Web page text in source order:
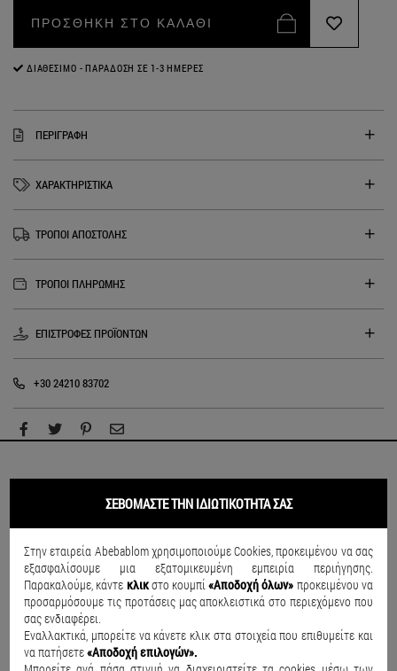
ΠΡΟΣΘΗΚΗ ΣΤΟ ΚΑΛΑΘΙ
ΔΙΑΘΈΣΙΜΟ - ΠΑΡΆΔΟΣΗ ΣΕ 1-3 ΗΜΈΡΕΣ
ΠΕΡΙΓΡΑΦΗ
ΧΑΡΑΚΤΗΡΙΣΤΙΚΑ
ΤΡΟΠΟΙ ΑΠΟΣΤΟΛΗΣ
ΤΡΟΠΟΙ ΠΛΗΡΩΜΗΣ
ΕΠΙΣΤΡΟΦΕΣ ΠΡΟΪΟΝΤΩΝ
+30 24210 83702
ΣΥΝΔΥΑΣΕ ΤΟ
SALE SALE
ΣΕΒΟΜΑΣΤΕ ΤΗΝ ΙΔΙΩΤΙΚΟΤΗΤΑ ΣΑΣ
Στην εταιρεία Abebablom χρησιμοποιούμε Cookies, προκειμένου να σας
εξασφαλίσουμε μια εξατομικευμένη εμπειρία περιήγησης.
Παρακαλούμε, κάντε κλικστο κουμπί«Αποδοχή όλων» προκειμένου να
προσαρμόσουμε τις προτάσεις μας αποκλειστικά στο περιεχόμενο που
σας ενδιαφέρει.
Εναλλακτικά, μπορείτε να κάνετε κλικ στα στοιχεία που επιθυμείτε και
να πατήσετε«Αποδοχή επιλογών».